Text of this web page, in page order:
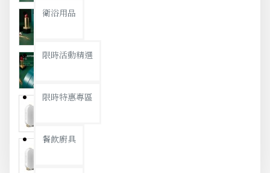
衛浴用品
限時活動精選
限時特惠專區
餐飲廚具